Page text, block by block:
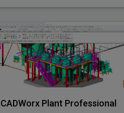
CADWorx Plant Professional